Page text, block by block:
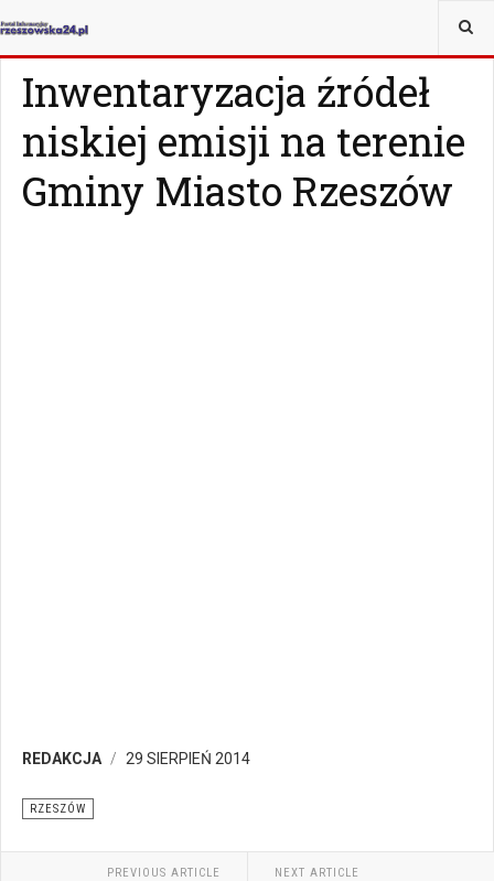
JESTEŚ TUTAJ:
Inwentaryzacja źródeł
niskiej emisji na terenie
Gminy Miasto Rzeszów
REDAKCJA 29 SIERPIEŃ 2014
RZESZÓW
PREVIOUS ARTICLE NEXT ARTICLE